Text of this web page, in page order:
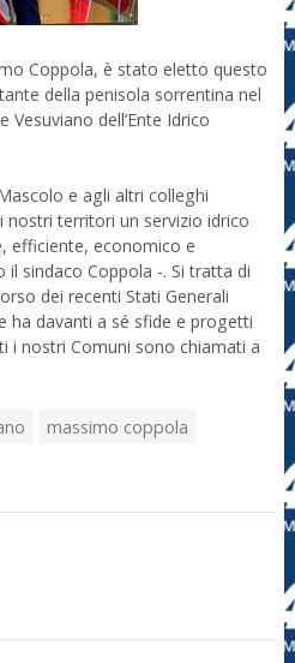
Coppola, è stato eletto questo
della penisola sorrentina nel
dell’Ente Idrico
e agli altri colleghi
nostri territori un servizio idrico
efficiente, economico e
sindaco Coppola -. Si tratta di
dei recenti Stati Generali
ha davanti a sé sfide e progetti
i nostri Comuni sono chiamati a
massimo coppola